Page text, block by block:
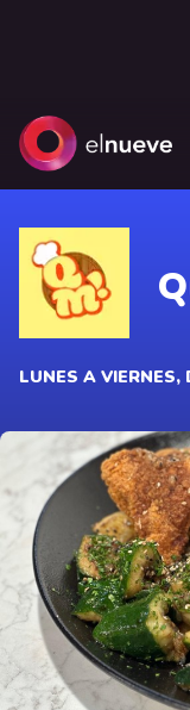
LUNES A VIERNES,